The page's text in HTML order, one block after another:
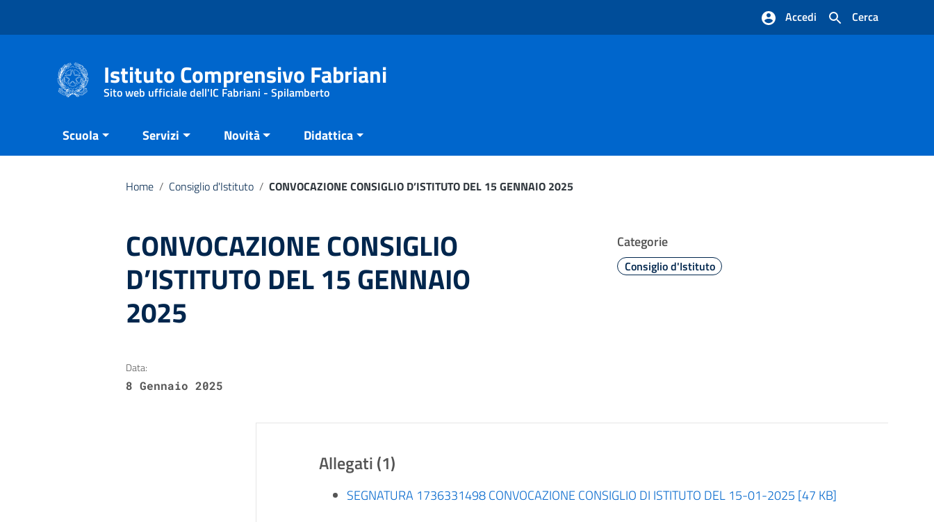
Cerca
Accedi
Istituto Comprensivo Fabriani
Sito web ufficiale dell'IC Fabriani - Spilamberto
Scuola Servizi Novità Didattica
Home / Consiglio d'Istituto / CONVOCAZIONE CONSIGLIO D’ISTITUTO DEL 15 GENNAIO 2025
CONVOCAZIONE CONSIGLIO
D’ISTITUTO DEL 15 GENNAIO
2025
Categorie
Consiglio d'Istituto
Data:
8 Gennaio 2025
Allegati (1)
SEGNATURA 1736331498 CONVOCAZIONE CONSIGLIO DI ISTITUTO DEL 15-01-2025 [47 KB]